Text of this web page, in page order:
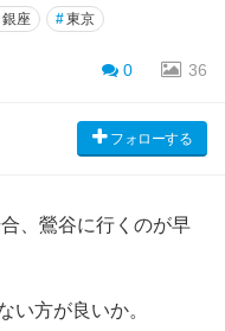
銀座 #東京
0 36
フォローする
、鶯谷に行くのが早
い方が良いか。